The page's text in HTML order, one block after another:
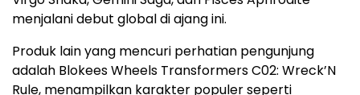
menjalani debut global di ajang ini.
Produk lain yang mencuri perhatian pengunjung
adalah Blokees Wheels Transformers C02: Wreck’N
Rule, menampilkan karakter populer seperti